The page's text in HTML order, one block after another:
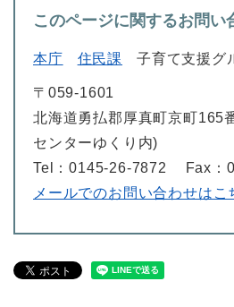
このページに関するお問い
本庁 住民課 子育て支援グ
〒059-1601
北海道勇払郡厚真町京町165
センターゆくり内)
Tel：0145-26-7872
Fax：
メールでのお問い合わせはこ